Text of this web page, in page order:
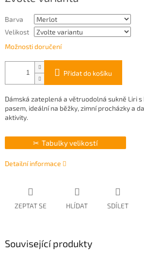
Barva
Velikost
Možnosti doručení
Přidat do košíku
Dámská zateplená a větruodolná sukně Liri
pasem, ideální na běžky, zimní procházky a
aktivity.
Tabulky velikostí
Detailní informace
ZEPTAT SE HLÍDAT SDÍLET
Související produkty